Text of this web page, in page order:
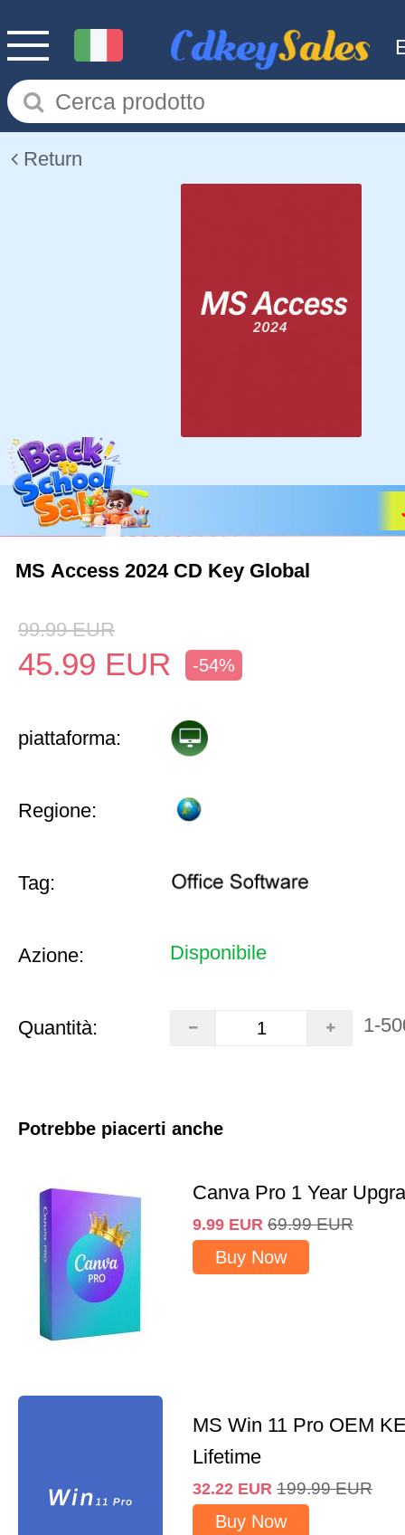
Return
MS Access 2024 CD Key Global
99.99 EUR
45.99 EUR -54%
piattaforma:
Regione:
Tag:
Azione: Disponibile
Quantità: 1-
Potrebbe piacerti anche
Canva Pro 1 Year
9.99 EUR 69.99 EUR
Buy Now
MS Win 11 Pro OEM
Lifetime
32.22 EUR 199.99 EUR
Buy Now